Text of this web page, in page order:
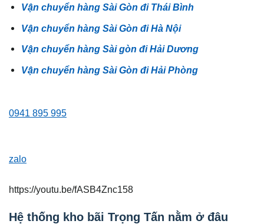
Vận chuyển hàng Sài Gòn đi Thái Bình
Vận chuyển hàng Sài Gòn đi Hà Nội
Vận chuyển hàng Sài gòn đi Hải Dương
Vận chuyển hàng Sài Gòn đi Hải Phòng
0941 895 995
zalo
https://youtu.be/fASB4Znc158
Hệ thống kho bãi Trọng Tấn nằm ở đâu